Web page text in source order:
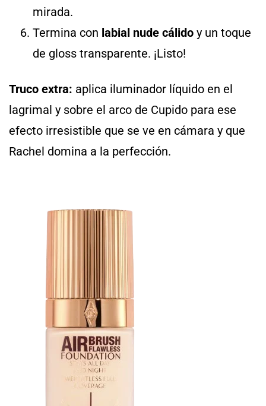
mirada.
Termina con labial nude cálido y un toque
de gloss transparente. ¡Listo!
Truco extra: aplica iluminador líquido en el
lagrimal y sobre el arco de Cupido para ese
efecto irresistible que se ve en cámara y que
Rachel domina a la perfección.